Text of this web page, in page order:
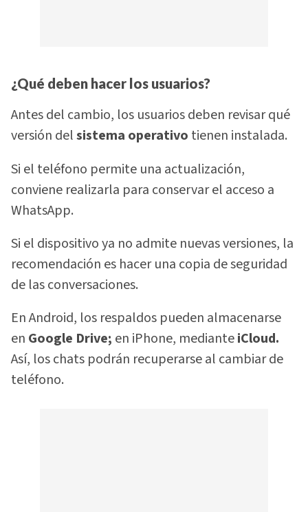
¿Qué deben hacer los usuarios?
Antes del cambio, los usuarios deben revisar qué
versión delsistema operativo tienen instalada.
Si el teléfono permite una actualización,
conviene realizarla para conservar el acceso a
WhatsApp.
Si el dispositivo ya no admite nuevas versiones, la
recomendación es hacer una copia de seguridad
de las conversaciones.
En Android, los respaldos pueden almacenarse
en Google Drive; en iPhone, medianteiCloud.
Así, los chats podrán recuperarse al cambiar de
teléfono.